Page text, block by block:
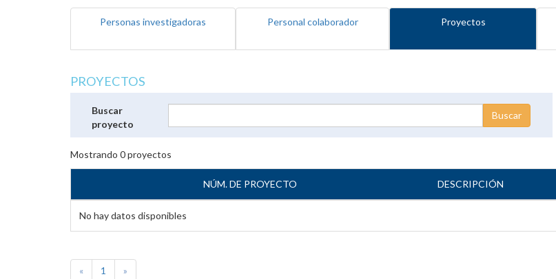
Personas investigadoras Personal colaborador Proyectos
PROYECTOS
Buscar
proyecto
Mostrando 0proyectos
NÚM. DE PROYECTO DESCRIPCIÓN
No hay datos disponibles
« 1 »